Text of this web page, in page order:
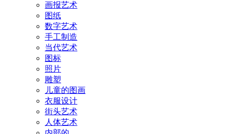
画报艺术
图纸
数字艺术
手工制造
当代艺术
图标
照片
雕塑
儿童的图画
衣服设计
街头艺术
人体艺术